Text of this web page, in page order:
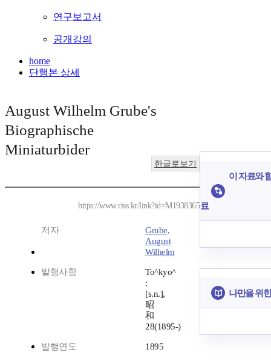
연구보고서
공개강의
home
단행본 상세
August Wilhelm Grube's
Biographische
Miniaturbider
한글로보기
https://www.riss.kr/link?id=M1938365
저자
Grube,
August
Wilhelm
발행사항
To^kyo^
:
[s.n.],
昭
和
28(1895-)
발행연도 1895
이 자료와
료
나만을 위